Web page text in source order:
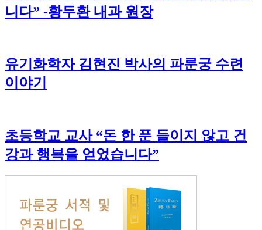
니다” -황두환 내과 원장
유기화학자 김현진 박사의 파룬궁 수련
이야기
초등학교 교사 “돈 한 푼 들이지 않고 건
강과 행복을 얻었습니다”